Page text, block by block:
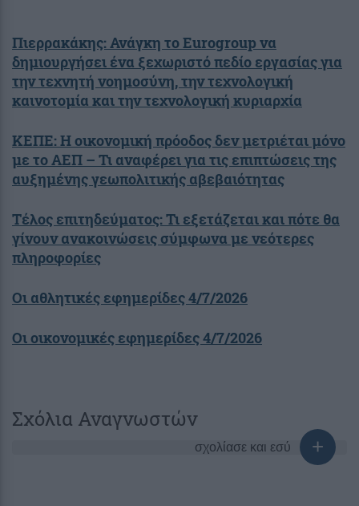
Πιερρακάκης: Ανάγκη το Eurogroup να
δημιουργήσει ένα ξεχωριστό πεδίο εργασίας για
την τεχνητή νοημοσύνη, την τεχνολογική
καινοτομία και την τεχνολογική κυριαρχία
ΚΕΠΕ: Η οικονομική πρόοδος δεν μετριέται μόνο
με το ΑΕΠ – Τι αναφέρει για τις επιπτώσεις της
αυξημένης γεωπολιτικής αβεβαιότητας
Τέλος επιτηδεύματος: Τι εξετάζεται και πότε θα
γίνουν ανακοινώσεις σύμφωνα με νεότερες
πληροφορίες
Οι αθλητικές εφημερίδες 4/7/2026
Οι οικονομικές εφημερίδες 4/7/2026
Σχόλια Αναγνωστών
σχολίασε και εσύ